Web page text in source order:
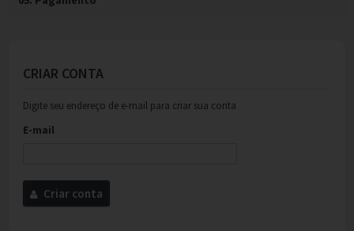
CRIAR CONTA
Digite seu endereço de e-mail para criar sua conta
E-mail
Criar conta